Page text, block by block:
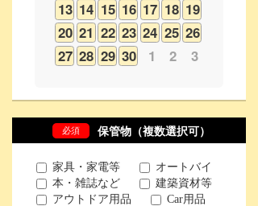
必須 保管物（複数選択可）
家具・家電等
オートバイ
本・雑誌など
建築資材等
アウトドア用品
Car用品